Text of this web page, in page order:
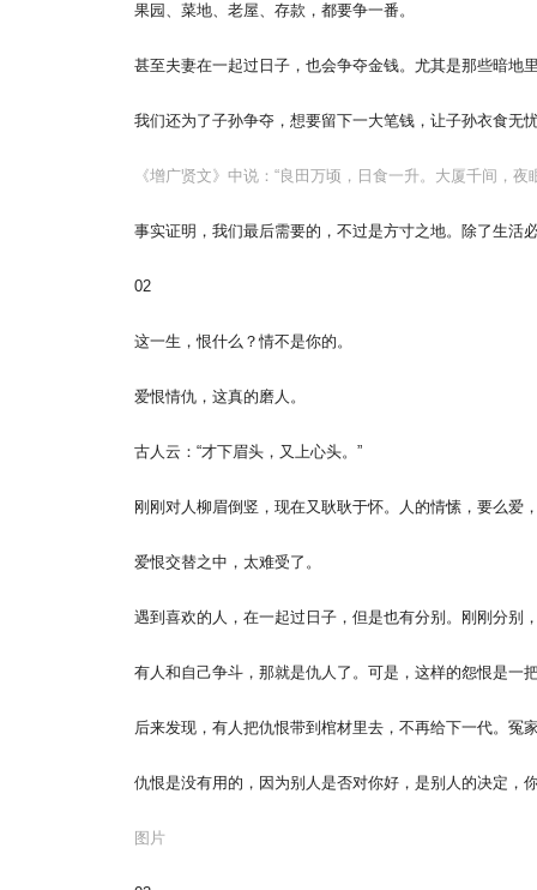
果园、菜地、老屋、存款，都要争一番。
甚至夫妻在一起过日子，也会争夺金钱。尤其是那些暗地
我们还为了子孙争夺，想要留下一大笔钱，让子孙衣食无
《增广贤文》中说：“良田万顷，日食一升。大厦千间，夜
事实证明，我们最后需要的，不过是方寸之地。除了生活
02
这一生，恨什么？情不是你的。
爱恨情仇，这真的磨人。
古人云：“才下眉头，又上心头。”
刚刚对人柳眉倒竖，现在又耿耿于怀。人的情愫，要么爱
爱恨交替之中，太难受了。
遇到喜欢的人，在一起过日子，但是也有分别。刚刚分别
有人和自己争斗，那就是仇人了。可是，这样的怨恨是一
后来发现，有人把仇恨带到棺材里去，不再给下一代。冤
仇恨是没有用的，因为别人是否对你好，是别人的决定，
图片